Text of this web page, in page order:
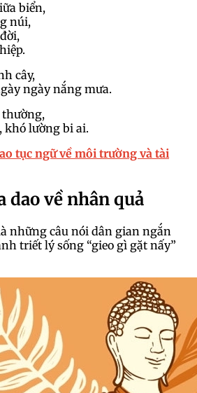
biển,
núi,
cây,
ngày nắng mưa.
thường,
khó lường bi ai.
tục ngữ về môi trường và tài
dao về nhân quả
những câu nói dân gian ngắn
triết lý sống “gieo gì gặt nấy”